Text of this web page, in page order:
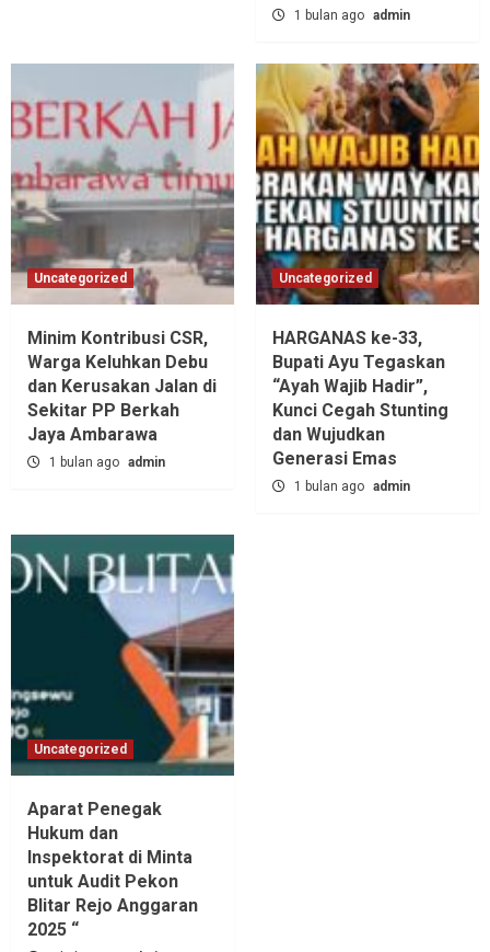
1 bulan ago admin
Uncategorized
Minim Kontribusi CSR,
Warga Keluhkan Debu
dan Kerusakan Jalan di
Sekitar PP Berkah
Jaya Ambarawa‎
1 bulan ago admin
Uncategorized
HARGANAS ke-33,
Bupati Ayu Tegaskan
“Ayah Wajib Hadir”,
Kunci Cegah Stunting
dan Wujudkan
Generasi Emas
1 bulan ago admin
Uncategorized
Aparat Penegak
Hukum dan
Inspektorat di Minta
untuk Audit Pekon
Blitar Rejo Anggaran
2025 “